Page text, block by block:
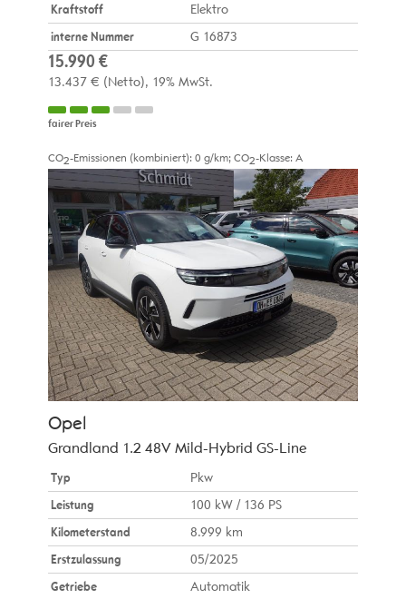
Kraftstoff
Elektro
interne Nummer
G 16873
15.990 €
13.437 € (Netto) 19% MwSt.
fairer Preis
CO2-Emissionen (kombiniert): 0 g/km; CO2-Klasse: A
Opel
Grandland 1.2 48V Mild-Hybrid GS-Line
Typ
Pkw
Leistung
100 kW / 136 PS
Kilometerstand
8.999 km
Erstzulassung
05/2025
Getriebe
Automatik